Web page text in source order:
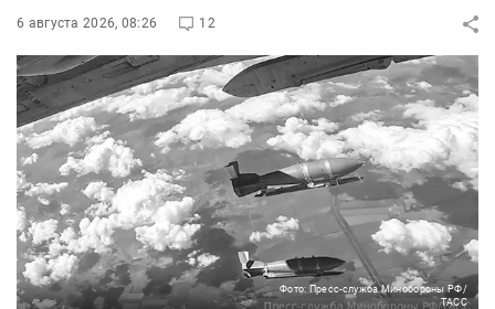
6 августа 2026, 08:26 12
Фото: Пресс-служба Минобороны РФ/
ТАСС